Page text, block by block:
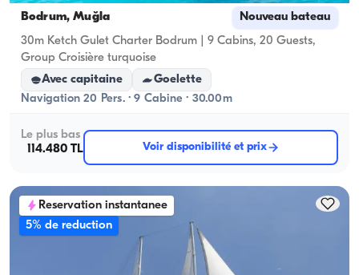
Bodrum, Muğla Nouveau bateau
30m Ketch Gulet Charter Bodrum | 9 Cabins, 20 Guests,
Group Croisière turquoise
Avec capitaine
Goelette
Navigation 20 Pers. · 9 Cabine · 30.00m
Le plus bas
114.480 TL
Voir disponibilité et prix
Reservation instantanee
5% de reduction